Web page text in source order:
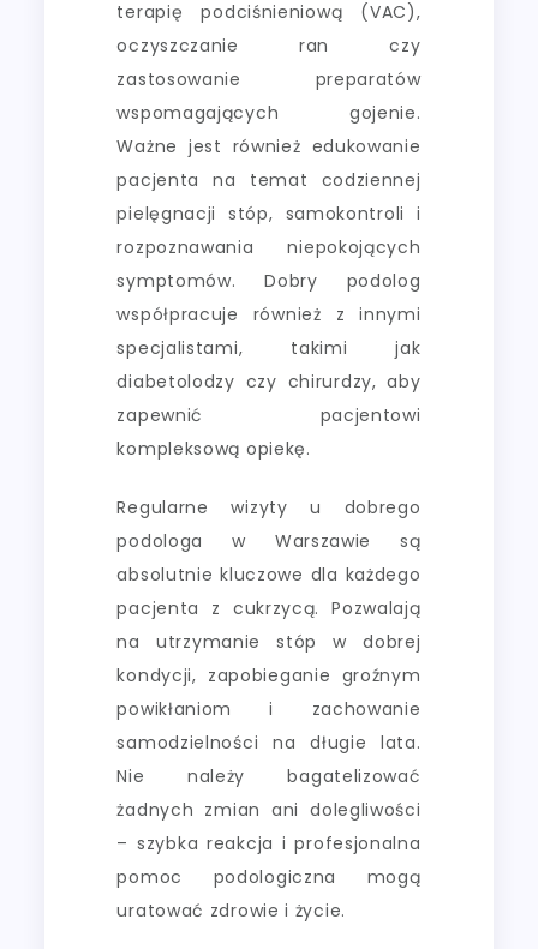
terapię podciśnieniową (VAC),
oczyszczanie ran czy
zastosowanie preparatów
wspomagających gojenie.
Ważne jest również edukowanie
pacjenta na temat codziennej
pielęgnacji stóp, samokontroli i
rozpoznawania niepokojących
symptomów. Dobry podolog
współpracuje również z innymi
specjalistami, takimi jak
diabetolodzy czy chirurdzy, aby
zapewnić pacjentowi
kompleksową opiekę.
Regularne wizyty u dobrego
podologa w Warszawie są
absolutnie kluczowe dla każdego
pacjenta z cukrzycą. Pozwalają
na utrzymanie stóp w dobrej
kondycji, zapobieganie groźnym
powikłaniom i zachowanie
samodzielności na długie lata.
Nie należy bagatelizować
żadnych zmian ani dolegliwości
– szybka reakcja i profesjonalna
pomoc podologiczna mogą
uratować zdrowie i życie.